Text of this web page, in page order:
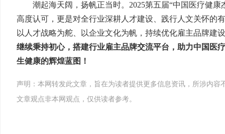
潮起海天阔，扬帆正当时。2025第五届“中国医疗健
高度认可，更是对全行业深耕人才建设、践行人文关怀的
以人才战略为舵、以企业文化为帆，持续优化雇主品牌建
继续秉持初心，搭建行业雇主品牌交流平台，助力中国医
生健康的辉煌蓝图！
声明：本网转发此文章，旨在为读者提供更多信息资讯，所涉内
文章观点非本网观点，仅供读者参考。